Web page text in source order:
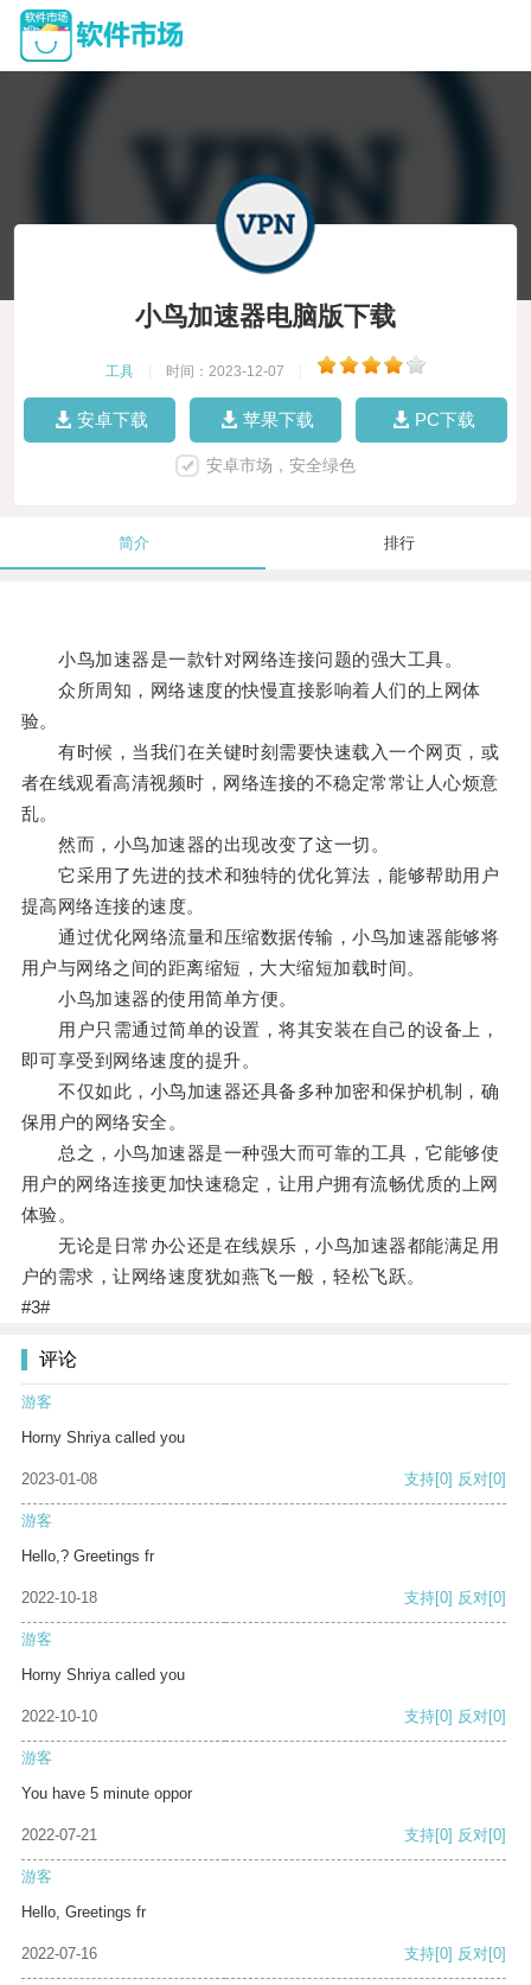
小鸟加速器电脑版下载
工具 时间：2023-12-07
安卓下载 苹果下载 PC下载
安卓市场，安全绿色
简介 排行
小鸟加速器是一款针对网络连接问题的强大工具。
众所周知，网络速度的快慢直接影响着人们的上网体
验。
有时候，当我们在关键时刻需要快速载入一个网页，或
者在线观看高清视频时，网络连接的不稳定常常让人心烦意
乱。
然而，小鸟加速器的出现改变了这一切。
它采用了先进的技术和独特的优化算法，能够帮助用户
提高网络连接的速度。
通过优化网络流量和压缩数据传输，小鸟加速器能够将
用户与网络之间的距离缩短，大大缩短加载时间。
小鸟加速器的使用简单方便。
用户只需通过简单的设置，将其安装在自己的设备上，
即可享受到网络速度的提升。
不仅如此，小鸟加速器还具备多种加密和保护机制，确
保用户的网络安全。
总之，小鸟加速器是一种强大而可靠的工具，它能够使
用户的网络连接更加快速稳定，让用户拥有流畅优质的上网
体验。
无论是日常办公还是在线娱乐，小鸟加速器都能满足用
户的需求，让网络速度犹如燕飞一般，轻松飞跃。
#3#
评论
游客
Horny Shriya called you
2023-01-08 支持[0] 反对[0]
游客
Hello,? Greetings fr
2022-10-18 支持[0] 反对[0]
游客
Horny Shriya called you
2022-10-10 支持[0] 反对[0]
游客
You have 5 minute oppor
2022-07-21 支持[0] 反对[0]
游客
Hello, Greetings fr
2022-07-16 支持[0] 反对[0]